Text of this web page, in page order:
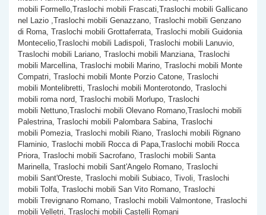
mobili Formello,Traslochi mobili Frascati,Traslochi mobili Gallicano
nel Lazio ,Traslochi mobili Genazzano, Traslochi mobili Genzano
di Roma, Traslochi mobili Grottaferrata, Traslochi mobili Guidonia
Montecelio,Traslochi mobili Ladispoli, Traslochi mobili Lanuvio,
Traslochi mobili Lariano, Traslochi mobili Manziana, Traslochi
mobili Marcellina, Traslochi mobili Marino, Traslochi mobili Monte
Compatri, Traslochi mobili Monte Porzio Catone, Traslochi
mobili Montelibretti, Traslochi mobili Monterotondo, Traslochi
mobili roma nord, Traslochi mobili Morlupo, Traslochi
mobili Nettuno,Traslochi mobili Olevano Romano,Traslochi mobili
Palestrina, Traslochi mobili Palombara Sabina, Traslochi
mobili Pomezia, Traslochi mobili Riano, Traslochi mobili Rignano
Flaminio, Traslochi mobili Rocca di Papa,Traslochi mobili Rocca
Priora, Traslochi mobili Sacrofano, Traslochi mobili Santa
Marinella, Traslochi mobili Sant'Angelo Romano, Traslochi
mobili Sant'Oreste, Traslochi mobili Subiaco, Tivoli, Traslochi
mobili Tolfa, Traslochi mobili San Vito Romano, Traslochi
mobili Trevignano Romano, Traslochi mobili Valmontone, Traslochi
mobili Velletri, Traslochi mobili Castelli Romani